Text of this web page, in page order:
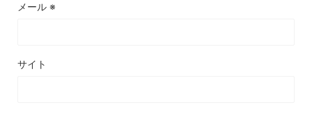
メール ※
サイト